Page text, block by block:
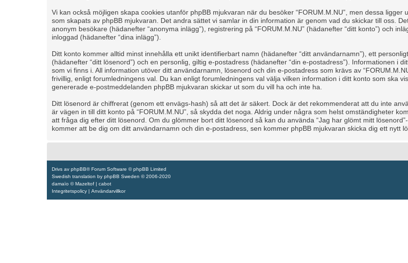
Vi kan också möjligen skapa cookies utanför phpBB mjukvaran när du besöker “FORUM.M.NU”, men dessa
som skapats av phpBB mjukvaran. Det andra sättet vi samlar in din information är genom vad du skickar till oss.
anonym besökare (hädanefter “anonyma inlägg”), registrering på “FORUM.M.NU” (hädanefter “ditt konto”) och
inloggad (hädanefter “dina inlägg”).
Ditt konto kommer alltid minst innehålla ett unikt identifierbart namn (hädanefter “ditt användarnamn”), ett
(hädanefter “ditt lösenord”) och en personlig, giltig e-postadress (hädanefter “din e-postadress”). Informationen i
som vi finns i. All information utöver ditt användarnamn, lösenord och din e-postadress som krävs av
frivillig, enligt forumledningens val. Du kan enligt forumledningens val välja vilken information i ditt konto som ska
genererade e-postmeddelanden phpBB mjukvaran skickar ut som du vill ha och inte ha.
Ditt lösenord är chiffrerat (genom ett envägs-hash) så att det är säkert. Dock är det rekommenderat att du inte
är vägen in till ditt konto på “FORUM.M.NU”, så skydda det noga. Aldrig under några som helst omständigheter
att fråga dig efter ditt lösenord. Om du glömmer bort ditt lösenord så kan du använda “Jag har glömt mitt
kommer att be dig om ditt användarnamn och din e-postadress, sen kommer phpBB mjukvaran skicka dig ett nytt
Drivs av phpBB® Forum Software © phpBB Limited
Swedish translation by phpBB Sweden © 2006-2020
damaïo ©Mazeltof | cabot
Integritetspolicy | Användarvillkor